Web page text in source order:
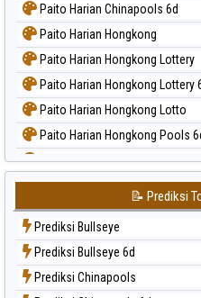
Paito Harian Chinapools 6d
Paito Harian Hongkong
Paito Harian Hongkong Lottery
Paito Harian Hongkong Lottery
Paito Harian Hongkong Lotto
Paito Harian Hongkong Pools
Paito Harian Japan
Paito Harian Japan 6d
Paito Harian Korea
Paito Harian Kuda Lari
Paito Harian Magnum Cambodia
Paito Harian Nagoya
📝 Prediksi
Prediksi Bullseye
Prediksi Bullseye 6d
Prediksi Chinapools